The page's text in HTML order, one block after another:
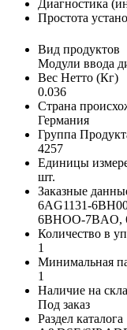
Диагностика
Простота
Вид продуктов
Модули ввода
Вес Нетто (Кг)
0.036
Страна
Германия
Группа
4257
Единицы
шт.
Заказные
6AG1131-
6BHOO-7BAO,
Количество в
1
Минимальная
1
Наличие на
Под заказ
Раздел каталога